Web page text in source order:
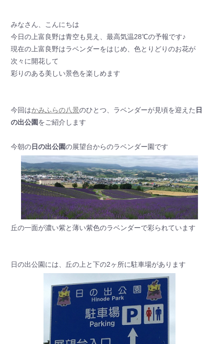
みなさん、こんにちは
今日の上富良野は青空も見え、最高気温28℃の予報です♪
現在の上富良野はラベンダーをはじめ、色とりどりのお花が
次々に開花して
彩りのある美しい景色を楽しめます
今回はかみふらの八景のひとつ、ラベンダーが見頃を迎えた 日
の出公園をご紹介します
今朝の日の出公園の展望台からのラベンダー園です
丘の一面が濃い紫と薄い紫色のラベンダーで彩られています
日の出公園には、丘の上と下の2ヶ所に駐車場があります